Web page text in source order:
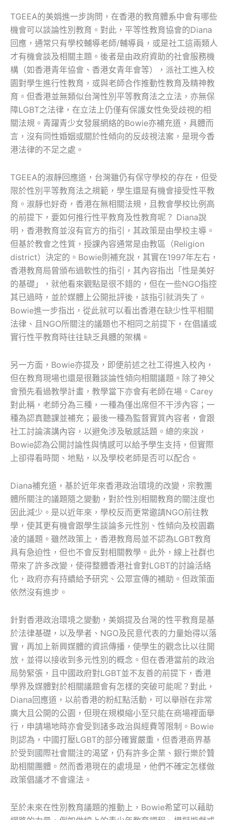
TGEEA的美娟進一步詢問，在香港的教育體系中會有哪些
機會可以談論性別教育。對此，平等性教育協會的Diana
回應，通常只有學校輔導老師/輔導員，或是社工這兩類人
才有機會談及相關主題。後者是由政府資助的社會服務機
構（如香港青年協會、香港女青年會等），派社工進入校
園對學生進行性教育，或與老師合作推動性教育及精神教
育。但香港並無類似台灣性別平等教育法之立法，亦無保
障LGBT之法律，在立法上仍僅有保護女性免受歧視的相
關法規。青躍青少女發展網絡的Bowie亦補充道，具體而
言，沒有同性婚姻或關於性傾向的反歧視法案，是現今香
港法律的不足之處。
TGEEA的淑靜回應道，台灣雖仍有保守學校的存在，但受
限於性別平等教育法之規範，學生還是有機會接受性平教
育。淑靜也好奇，香港在無相關法規，且教會學校比例高
的前提下，要如何推行性平教育及性教育呢？ Diana說
明，香港教育並沒有官方的指引，其政策是由學校主導。
但基於教會之性質，授課內容通常是由教區（Religion
district）決定的。Bowie則補充說，其實在1997年左右，
香港教育局曾頒布過軟性的指引，其內容指出「性是美好
的基礎」，就他看來觀點是很不錯的，但在一些NGO指控
其已過時，並於媒體上公開批評後，該指引就消失了。
Bowie進一步指出，從此就可以看出香港在缺少性平相關
法律、且NGO所關注的議題也不相同之前提下，在倡議或
實行性平教育時往往缺乏具體的架構。
另一方面，Bowie亦提及，即便前述之社工得進入校內，
但在教育現場也還是很難談論性傾向相關議題。除了神父
會預先看過教學計畫，教學當下亦會有老師在場。Carey
對此稱，老師分為三種，一種為僅出席但不干涉內容；一
種為認真聽課並補充；最後一種為監督實質內容者，會跟
社工討論演講內容，以避免涉及敏感話題。總的來說，
Bowie認為公開討論性與情感可以給予學生支持，但實際
上卻得看時間、地點，以及學校老師是否可以配合。
Diana補充道，基於近年來香港政治環境的改變，宗教團
體所關注的議題隨之變動，對於性別相關教育的關注度也
因此減少。是以近年來，學校反而更常邀請NGO前往教
學，使其更有機會跟學生談論多元性別、性傾向及校園霸
凌的議題。雖然政策上，香港教育局並不認為LGBT教育
具有急迫性，但也不會反對相關教學。此外，線上社群也
帶來了許多改變，使得整體香港社會對LGBT的討論活絡
化，政府亦有持續給予研究、公眾宣傳的補助。但政策面
依然沒有進步。
針對香港政治環境之變動，美娟提及台灣的性平教育是基
於法律基礎，以及學者、NGO及民意代表的力量始得以落
實，再加上新興媒體的資訊傳播，使學生的觀念比以往開
放，並得以接收到多元性別的概念。但在香港當前的政治
局勢緊張，且中國政府對LGBT並不友善的前提下，香港
學界及媒體對於相關議題會有怎樣的突破可能呢？對此，
Diana回應道，以前香港的粉紅點活動，可以舉辦在非常
廣大且公開的公園，但現在規模縮小至只能在商場裡面舉
行，申請場地時亦會受到諸多政治與經費等限制。Bowie
則認為，中國打壓LGBT的部分確實嚴重，但香港商界基
於受到國際社會關注的渴望，仍有許多企業、銀行樂於贊
助相關團體。然而香港現在的處境是，他們不確定怎樣做
政策倡議才不會違法。
至於未來在性別教育議題的推動上，Bowie希望可以藉助